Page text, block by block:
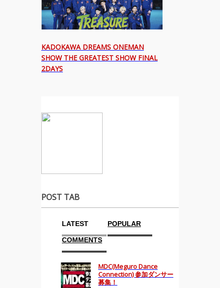
KADOKAWA DREAMS ONEMAN
SHOW THE GREATEST SHOW FINAL
2DAYS
POST TAB
LATEST POPULAR
COMMENTS
MDC(Meguro Dance
Connection) 参加ダンサー
募集！